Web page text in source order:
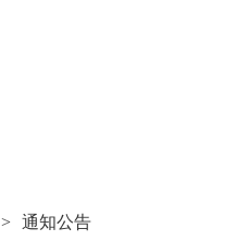
> 通知公告